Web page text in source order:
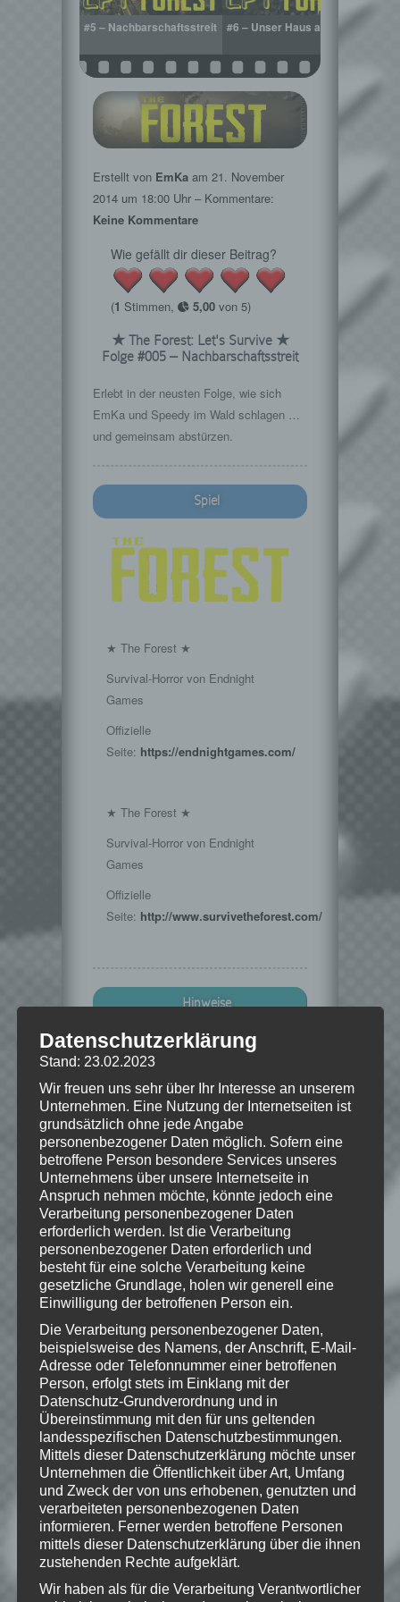
#5 – Nachbarschaftsstreit #6 – Unser Haus am See
Erstellt von EmKa am 21. November
2014 um 18:00 Uhr – Kommentare:
Keine Kommentare
Wie gefällt dir dieser Beitrag?
(1 Stimmen, 5,00 von 5)
★ The Forest: Let's Survive ★
Folge #005 – Nachbarschaftsstreit
Erlebt in der neusten Folge, wie sich
EmKa und Speedy im Wald schlagen …
und gemeinsam abstürzen.
Spiel
★ The Forest ★
Survival-Horror von Endnight
Games
Offizielle
Seite: https://endnightgames.com/
★ The Forest ★
Survival-Horror von Endnight
Games
Offizielle
Seite: http://www.survivetheforest.com/
Hinweise
Wenn Dir das Spiel gefällt,
unterstütze bitte die Entwickler und
kaufe Dir das Spiel im Original!
Steamstore: http://goo.gl/iyKxxs
© "The Forest" ist kopierrechtlich
geschützt durch Endnight Games
Wie gefällt dir dieser Beitrag?
Klicke hier und lasse
eine Bewertung da!
Schreibe einen Kommentar
Deine E-Mail-Adresse wird nicht
veröffentlicht. Erforderliche Felder
sind mit*markiert
Kommentar*
Datenschutzerklärung
Stand: 23.02.2023
Wir freuen uns sehr über Ihr Interesse an unserem
Unternehmen. Eine Nutzung der Internetseiten ist
grundsätzlich ohne jede Angabe
personenbezogener Daten möglich. Sofern eine
betroffene Person besondere Services unseres
Unternehmens über unsere Internetseite in
Anspruch nehmen möchte, könnte jedoch eine
Verarbeitung personenbezogener Daten
erforderlich werden. Ist die Verarbeitung
personenbezogener Daten erforderlich und
besteht für eine solche Verarbeitung keine
gesetzliche Grundlage, holen wir generell eine
Einwilligung der betroffenen Person ein.
Die Verarbeitung personenbezogener Daten,
beispielsweise des Namens, der Anschrift, E-Mail-
Adresse oder Telefonnummer einer betroffenen
Person, erfolgt stets im Einklang mit der
Datenschutz-Grundverordnung und in
Übereinstimmung mit den für uns geltenden
landesspezifischen Datenschutzbestimmungen.
Mittels dieser Datenschutzerklärung möchte unser
Unternehmen die Öffentlichkeit über Art, Umfang
und Zweck der von uns erhobenen, genutzten und
verarbeiteten personenbezogenen Daten
informieren. Ferner werden betroffene Personen
mittels dieser Datenschutzerklärung über die ihnen
zustehenden Rechte aufgeklärt.
Wir haben als für die Verarbeitung Verantwortlicher